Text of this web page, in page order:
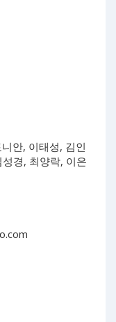
안, 이태성, 김인
경, 최양락, 이은